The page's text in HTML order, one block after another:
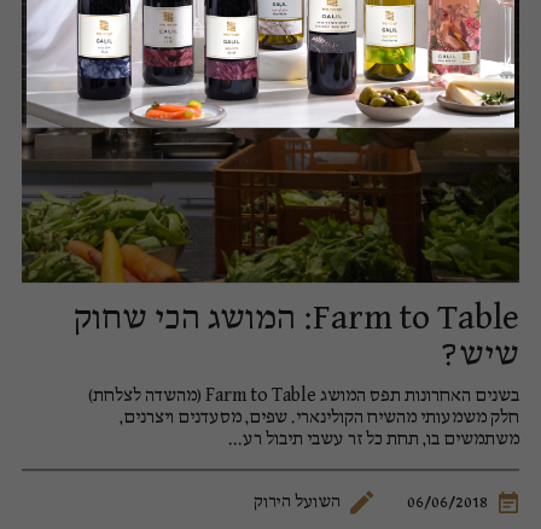
Farm to Table: המושג הכי שחוק
שיש?
בשנים האחרונות תפס המושג Farm to Table (מהשדה לצלחת)
חלק משמעותי מהשיח הקולינארי. שפים, מסעדנים ויצרנים,
משתמשים בו, תחת כל זר עשבי תיבול רע...
06/06/2018 השועל הירוק